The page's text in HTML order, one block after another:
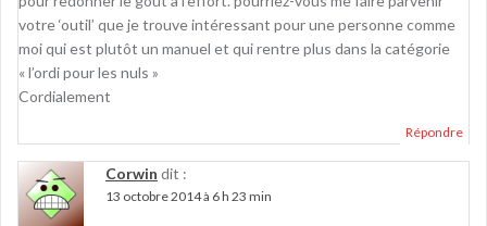
votre ‘outil’ que je trouve intéressant pour une personne comme
moi qui est plutôt un manuel et qui rentre plus dans la catégorie
« l’ordi pour les nuls »
Cordialement
Répondre
Corwin dit :
13 octobre 2014 à 6 h 23 min